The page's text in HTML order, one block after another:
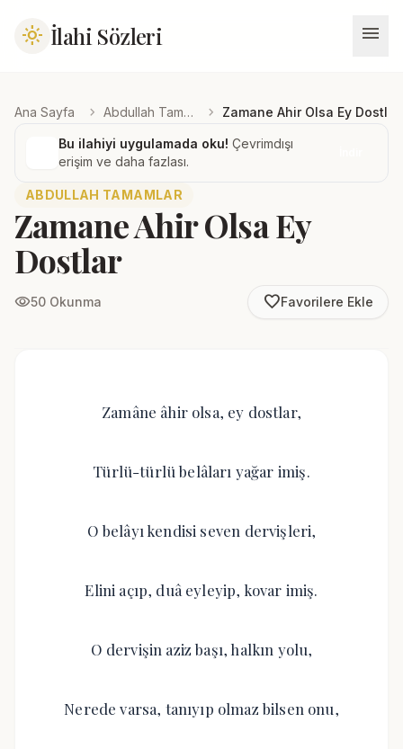
light_mode İlahi Sözleri menu
Ana Sayfa chevron_right Abdullah Tamamlar chevron_right Zamane Ahir Olsa Ey Dostlar
Bu ilahiyi uygulamada oku! Çevrimdışı
erişim ve daha fazlası.
ABDULLAH TAMAMLAR
Zamane Ahir Olsa Ey
Dostlar
visibility50 Okunma favorite_borderFavorilere Ekle
Zamâne âhir olsa, ey dostlar,
Türlü-türlü belâları yağar imiş.
O belâyı kendisi seven dervişleri,
Elini açıp, duâ eyleyip, kovar imiş.
O dervişin aziz başı, halkın yolu,
Nerede varsa, tanıyıp olmaz bilsen onu,